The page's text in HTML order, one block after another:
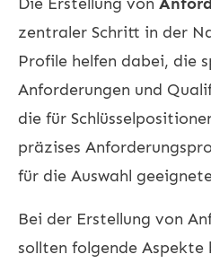
zentraler Schritt in der
Profile helfen dabei, die
Anforderungen und
die für
präzises
für die Auswahl
Bei der Erstellung von
sollten folgende